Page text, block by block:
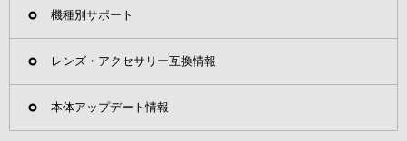
機種別サポート
レンズ・アクセサリー互換情報
本体アップデート情報